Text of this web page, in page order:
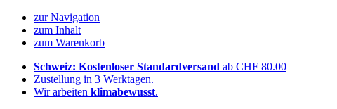
zur Navigation
zum Inhalt
zum Warenkorb
Schweiz: Kostenloser Standardversand ab CHF 80.00
Zustellung in 3 Werktagen.
Wir arbeiten klimabewusst.